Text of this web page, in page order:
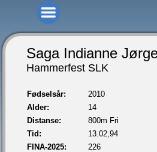
Saga Indianne
Hammerfest SLK
Fødselsår:
2010
Alder:
14
Distanse:
800m Fri
Tid:
13.02,94
FINA-2025:
226